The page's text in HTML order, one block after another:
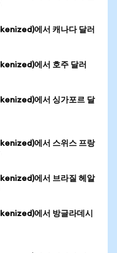
에서 캐나다 달러
에서 호주 달러
에서 싱가포르 달
에서 스위스 프랑
에서 브라질 헤알
에서 방글라데시